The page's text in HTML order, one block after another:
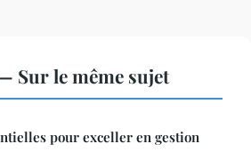
Sur le même sujet
pour exceller en gestion